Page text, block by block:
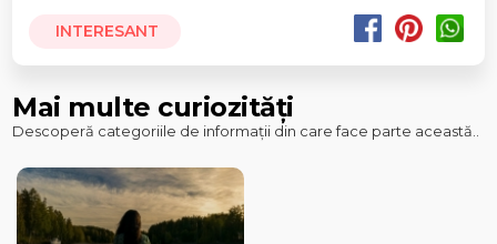
INTERESANT
Mai multe curiozități
Descoperă categoriile de informații din care face parte această..